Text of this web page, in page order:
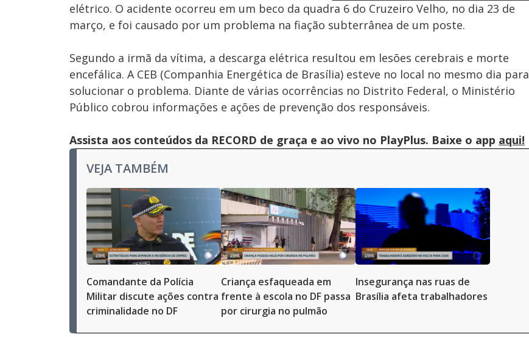
elétrico. O acidente ocorreu em um beco da quadra 6 do Cruzeiro Velho, no dia 23 de
março, e foi causado por um problema na fiação subterrânea de um poste.
Segundo a irmã da vítima, a descarga elétrica resultou em lesões cerebrais e morte
encefálica. A CEB (Companhia Energética de Brasília) esteve no local no mesmo dia para
solucionar o problema. Diante de várias ocorrências no Distrito Federal, o Ministério
Público cobrou informações e ações de prevenção dos responsáveis.
Assista aos conteúdos da RECORD de graça e ao vivo no PlayPlus. Baixe o app aqui!
VEJA TAMBÉM
Comandante da Polícia
Militar discute ações contra
criminalidade no DF
Criança esfaqueada em
frente à escola no DF passa
por cirurgia no pulmão
Insegurança nas ruas de
Brasília afeta trabalhadores